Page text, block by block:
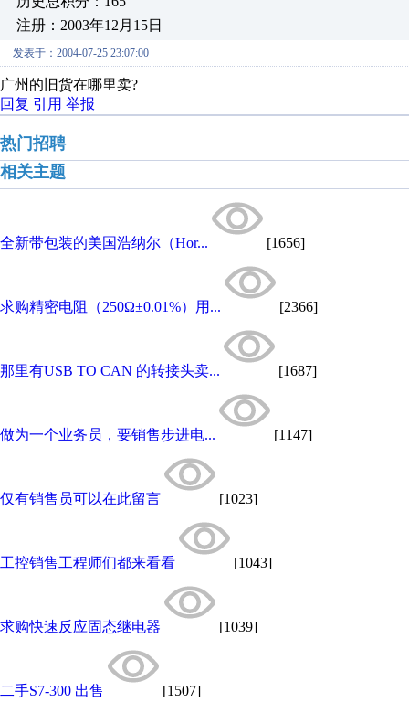
注册：2003年12月15日
发表于：2004-07-25 23:07:00
广州的旧货在哪里卖?
回复 引用 举报
热门招聘
相关主题
全新带包装的美国浩纳尔（Hor... [1656]
求购精密电阻（250Ω±0.01%）用... [2366]
那里有USB TO CAN 的转接头卖... [1687]
做为一个业务员，要销售步进电... [1147]
仅有销售员可以在此留言 [1023]
工控销售工程师们都来看看 [1043]
求购快速反应固态继电器 [1039]
二手S7-300 出售 [1507]